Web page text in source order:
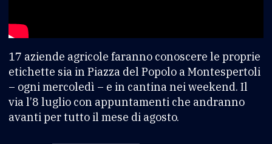
17 aziende agricole faranno conoscere le proprie
etichette sia in Piazza del Popolo a Montespertoli
– ogni mercoledì – e in cantina nei weekend. Il
via l’8 luglio con appuntamenti che andranno
avanti per tutto il mese di agosto.